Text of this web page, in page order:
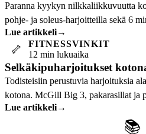
Paranna kyykyn nilkkaliikkuvuutta
pohje- ja soleus-harjoitteilla sekä 6
rutiinilla.
Lue artikkeli→
🦴
FITNESSVINKIT
12 min lukuaika
Selkäkipuharjoitukset
Todisteisiin perustuvia harjoituksia
kotona. McGill Big 3, pakarasillat ja
tukemana.
Lue artikkeli→
📚